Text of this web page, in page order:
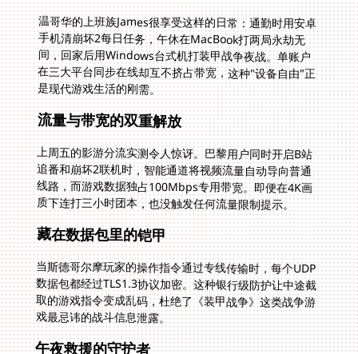
温哥华的上班族James很享受这样的日常：通勤时用安卓
手机清崩坏2每日任务，午休在MacBook打两局永劫无
间，回家后用Windows台式机打装甲战争夜战。单账户
在三大平台同步在线却互不挤占带宽，这种"设备自由"正
是现代游戏生活的刚需。
流量与带宽的双重解放
上周五的影游分流实测令人惊讶。巴黎用户同时开启B站
追番和崩坏2联机时，智能通道将视频流量自动导向普通
线路，而游戏数据独占100Mbps专用带宽。即便在4K画
质下连打三小时团本，也没触发任何流量限制提示。
藏在数据包里的铠甲
当斯德哥尔摩玩家的操作指令通过专线传输时，每个UDP
数据包都经过TLS1.3协议加密。这种银行级防护让中途截
取的游戏指令变成乱码，杜绝了《装甲战争》这类战争游
戏最忌讳的战斗信息泄露。
午夜救援的守护者